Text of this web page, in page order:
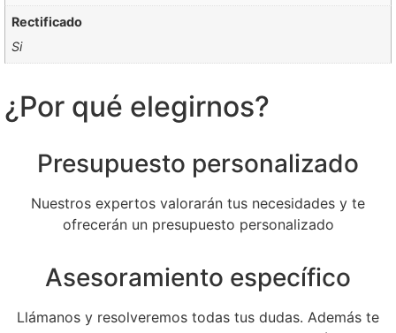
Rectificado
Si
¿Por qué elegirnos?
Presupuesto personalizado
Nuestros expertos valorarán tus necesidades y te
ofrecerán un presupuesto personalizado
Asesoramiento específico
Llámanos y resolveremos todas tus dudas. Además te